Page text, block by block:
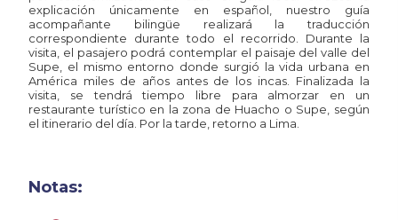
explicación únicamente en español, nuestro guía
acompañante bilingüe realizará la traducción
correspondiente durante todo el recorrido. Durante la
visita, el pasajero podrá contemplar el paisaje del valle del
Supe, el mismo entorno donde surgió la vida urbana en
América miles de años antes de los incas. Finalizada la
visita, se tendrá tiempo libre para almorzar en un
restaurante turístico en la zona de Huacho o Supe, según
el itinerario del día. Por la tarde, retorno a Lima.
Notas: